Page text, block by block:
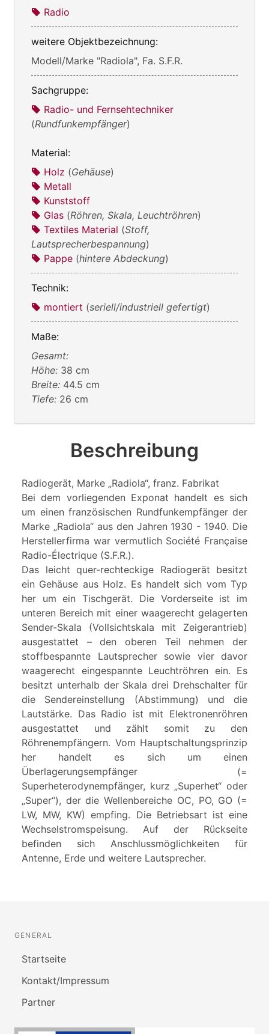
Radio
weitere Objektbezeichnung:
Modell/Marke "Radiola", Fa. S.F.R.
Sachgruppe:
Radio- und Fernsehtechniker
(Rundfunkempfänger)
Material:
Holz (Gehäuse)
Metall
Kunststoff
Glas (Röhren, Skala, Leuchtröhren)
Textiles Material (Stoff,
Lautsprecherbespannung)
Pappe (hintere Abdeckung)
Technik:
montiert (seriell/industriell gefertigt)
Maße:
Gesamt:
Höhe: 38 cm
Breite: 44.5 cm
Tiefe: 26 cm
Beschreibung
Radiogerät, Marke „Radiola“, franz. Fabrikat
Bei dem vorliegenden Exponat handelt es sich
um einen französischen Rundfunkempfänger der
Marke „Radiola“ aus den Jahren 1930 - 1940. Die
Herstellerfirma war vermutlich Société Française
Radio-Électrique (S.F.R.).
Das leicht quer-rechteckige Radiogerät besitzt
ein Gehäuse aus Holz. Es handelt sich vom Typ
her um ein Tischgerät. Die Vorderseite ist im
unteren Bereich mit einer waagerecht gelagerten
Sender-Skala (Vollsichtskala mit Zeigerantrieb)
ausgestattet – den oberen Teil nehmen der
stoffbespannte Lautsprecher sowie vier davor
waagerecht eingespannte Leuchtröhren ein. Es
besitzt unterhalb der Skala drei Drehschalter für
die Sendereinstellung (Abstimmung) und die
Lautstärke. Das Radio ist mit Elektronenröhren
ausgestattet und zählt somit zu den
Röhrenempfängern. Vom Hauptschaltungsprinzip
her handelt es sich um einen
Überlagerungsempfänger (=
Superheterodynempfänger, kurz „Superhet“ oder
„Super“), der die Wellenbereiche OC, PO, GO (=
LW, MW, KW) empfing. Die Betriebsart ist eine
Wechselstromspeisung. Auf der Rückseite
befinden sich Anschlussmöglichkeiten für
Antenne, Erde und weitere Lautsprecher.
GENERAL
Startseite
Kontakt/Impressum
Partner